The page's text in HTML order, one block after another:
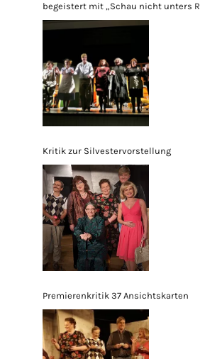
begeistert mit „Schau nicht unters
Kritik zur Silvestervorstellung
Premierenkritik 37 Ansichtskarten